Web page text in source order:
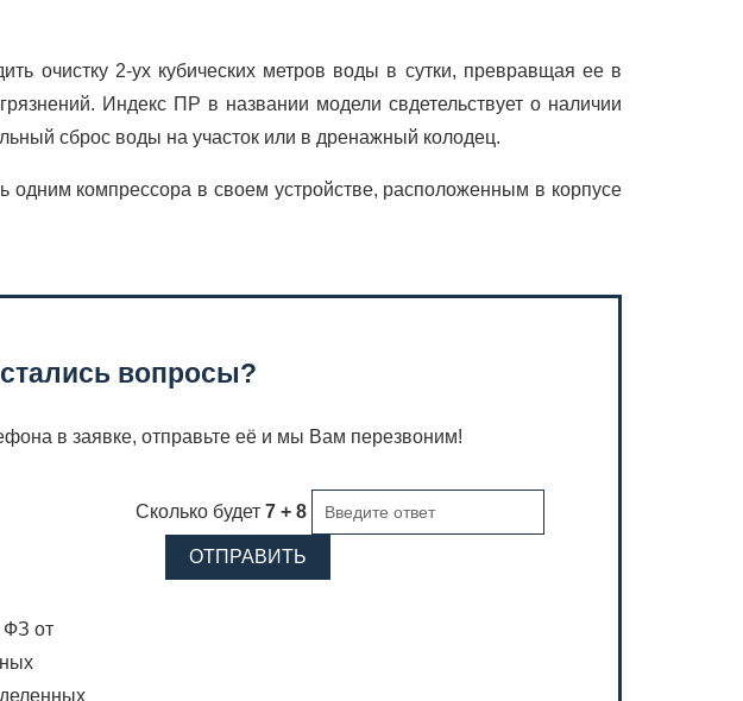
очистку 2-ух кубических метров воды в сутки, превравщая ее в
Индекс ПР в названии модели свдетельствует о наличии
сброс воды на участок или в дренажный колодец.
компрессора в своем устройстве, расположенным в корпусе
вопросы?
в заявке, отправьте её и мы Вам перезвоним!
ФЗ от
Сколько будет7 + 8
ОТПРАВИТЬ